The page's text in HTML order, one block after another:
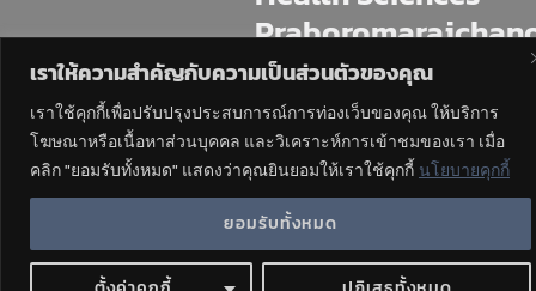
เราให้ความสำคัญกับความเป็นส่วนตัวของคุณ
เราใช้คุกกี้เพื่อปรับปรุงประสบการณ์การท่องเว็บของคุณ ให้บริการ
โฆษณาหรือเนื้อหาส่วนบุคคล และวิเคราะห์การเข้าชมของเรา เมื่อ
คลิก "ยอมรับทั้งหมด" แสดงว่าคุณยินยอมให้เราใช้คุกกี้ นโยบายคุกกี้
ยอมรับทั้งหมด
Institute
225 M.11 Mai Khet, Mueang
Prachinburi, Prachin Buri, 25230
Tel : 037-4544-70,471